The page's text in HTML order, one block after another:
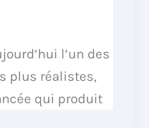
l’un des
plus réalistes,
qui produit